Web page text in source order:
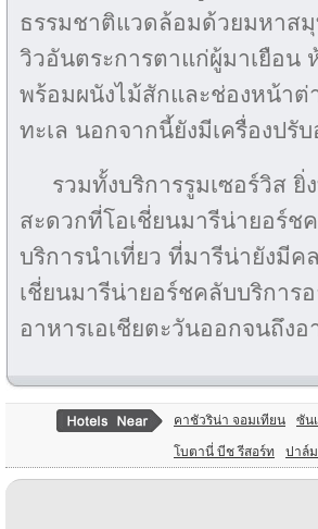
ธรรมชาติแวดล้อมด้วยมหาสมุ
วิวอันตระการตาแก่ผู้มาเยือน
พร้อมผนังไม้สักและช่องหน้าต่
ทะเล นอกจากนี้ยังมีเครื่องปรั
รวมทั้งบริการรูมเซอร์วิส
สะดวกที่โอเชี่ยนมารีน่ายอร์ช
บริการนำเที่ยว ที่มารีน่ายังมี
เชี่ยนมารีน่ายอร์ชคลับบริการ
อาหารเอเชียตะวันออกจนถึง
คาชัวริน่า จอมเทียน ซัน
โบตานี่ บีช รีสอร์ท ปาล์